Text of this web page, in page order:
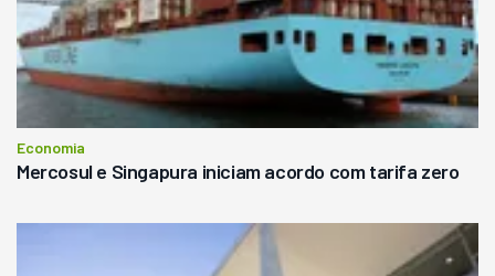
Economia
Mercosul e Singapura iniciam acordo com tarifa zero